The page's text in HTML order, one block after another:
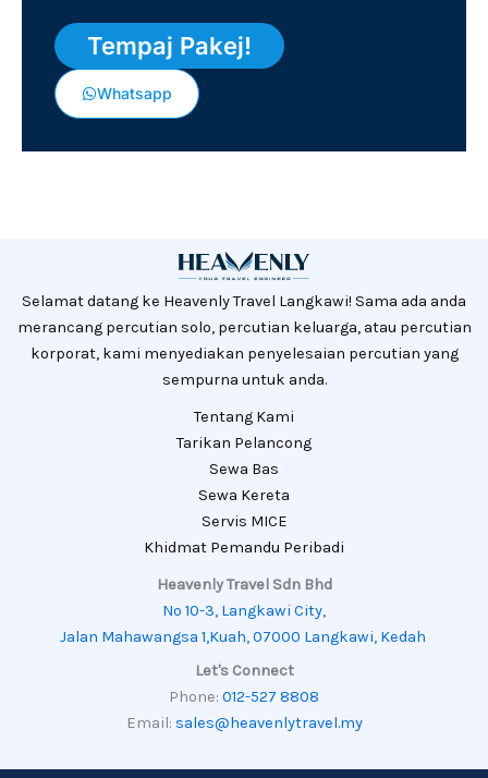
Tempaj Pakej!
Whatsapp
Selamat datang ke Heavenly Travel Langkawi! Sama ada anda
merancang percutian solo, percutian keluarga, atau percutian
korporat, kami menyediakan penyelesaian percutian yang
sempurna untuk anda.
Tentang Kami
Tarikan Pelancong
Sewa Bas
Sewa Kereta
Servis MICE
Khidmat Pemandu Peribadi
Heavenly Travel Sdn Bhd
No 10-3, Langkawi City,
Jalan Mahawangsa 1,Kuah, 07000 Langkawi, Kedah
Let's Connect
Phone: 012-527 8808
Email: sales@heavenlytravel.my